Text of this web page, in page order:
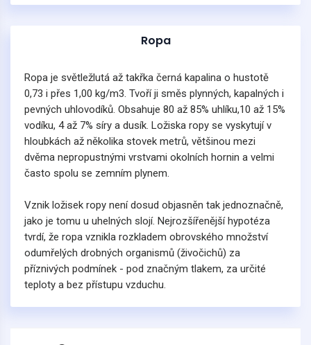
Ropa
Ropa je světležlutá až takřka černá kapalina o hustotě
0,73 i přes 1,00 kg/m3. Tvoří ji směs plynných, kapalných i
pevných uhlovodíků. Obsahuje 80 až 85% uhlíku,10 až 15%
vodíku, 4 až 7% síry a dusík. Ložiska ropy se vyskytují v
hloubkách až několika stovek metrů, většinou mezi
dvěma nepropustnými vrstvami okolních hornin a velmi
často spolu se zemním plynem.
Vznik ložisek ropy není dosud objasněn tak jednoznačně,
jako je tomu u uhelných slojí. Nejrozšířenější hypotéza
tvrdí, že ropa vznikla rozkladem obrovského množství
odumřelých drobných organismů (živočichů) za
příznivých podmínek - pod značným tlakem, za určité
teploty a bez přístupu vzduchu.